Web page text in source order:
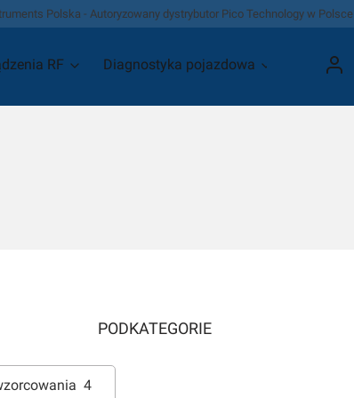
Polska - Autoryzowany dystrybutor Pico Technology w Polsce
RF Diagnostyka pojazdowa Promocje
PODKATEGORIE
4